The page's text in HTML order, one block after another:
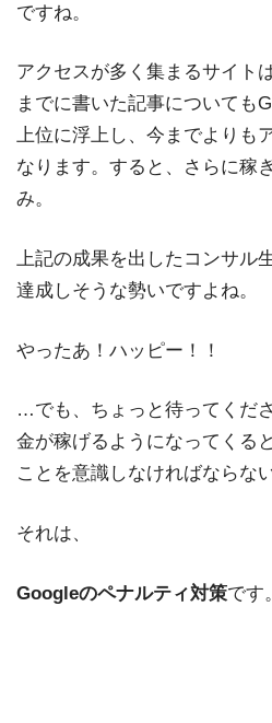
ですね。
アクセスが多く集まるサイト
までに書いた記事についても
上位に浮上し、今までよりも
なります。すると、さらに稼
み。
上記の成果を出したコンサル
達成しそうな勢いですよね。
やったあ！ハッピー！！
…でも、ちょっと待ってくだ
金が稼げるようになってくる
ことを意識しなければならな
それは、
Googleのペナルティ対策です。